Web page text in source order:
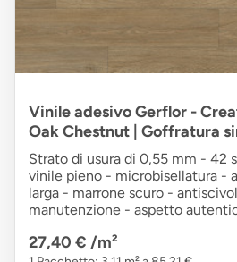
Vinile adesivo Gerflor -
Oak Chestnut | Goffratura
Strato di usura di 0,55 mm - 42
vinile pieno - microbisellatura -
larga - marrone scuro -
manutenzione - aspetto
27,40 € /m²